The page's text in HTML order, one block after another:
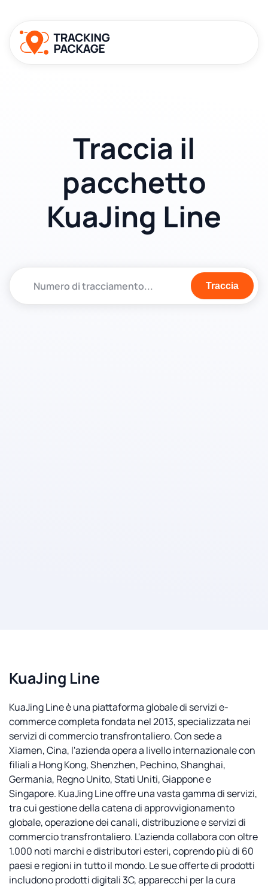
Traccia il
pacchetto
KuaJing Line
Traccia
KuaJing Line
KuaJing Line è una piattaforma globale di servizi e-
commerce completa fondata nel 2013, specializzata nei
servizi di commercio transfrontaliero. Con sede a
Xiamen, Cina, l'azienda opera a livello internazionale con
filiali a Hong Kong, Shenzhen, Pechino, Shanghai,
Germania, Regno Unito, Stati Uniti, Giappone e
Singapore. KuaJing Line offre una vasta gamma di servizi,
tra cui gestione della catena di approvvigionamento
globale, operazione dei canali, distribuzione e servizi di
commercio transfrontaliero. L'azienda collabora con oltre
1.000 noti marchi e distributori esteri, coprendo più di 60
paesi e regioni in tutto il mondo. Le sue offerte di prodotti
includono prodotti digitali 3C, apparecchi per la cura